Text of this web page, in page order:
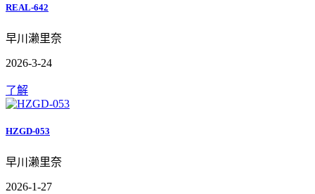
REAL-642
早川濑里奈
2026-3-24
了解
HZGD-053
早川濑里奈
2026-1-27